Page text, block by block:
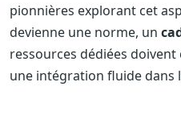
pionnières explorant cet
devienne une norme, un
ressources dédiées
une intégration fluide dans